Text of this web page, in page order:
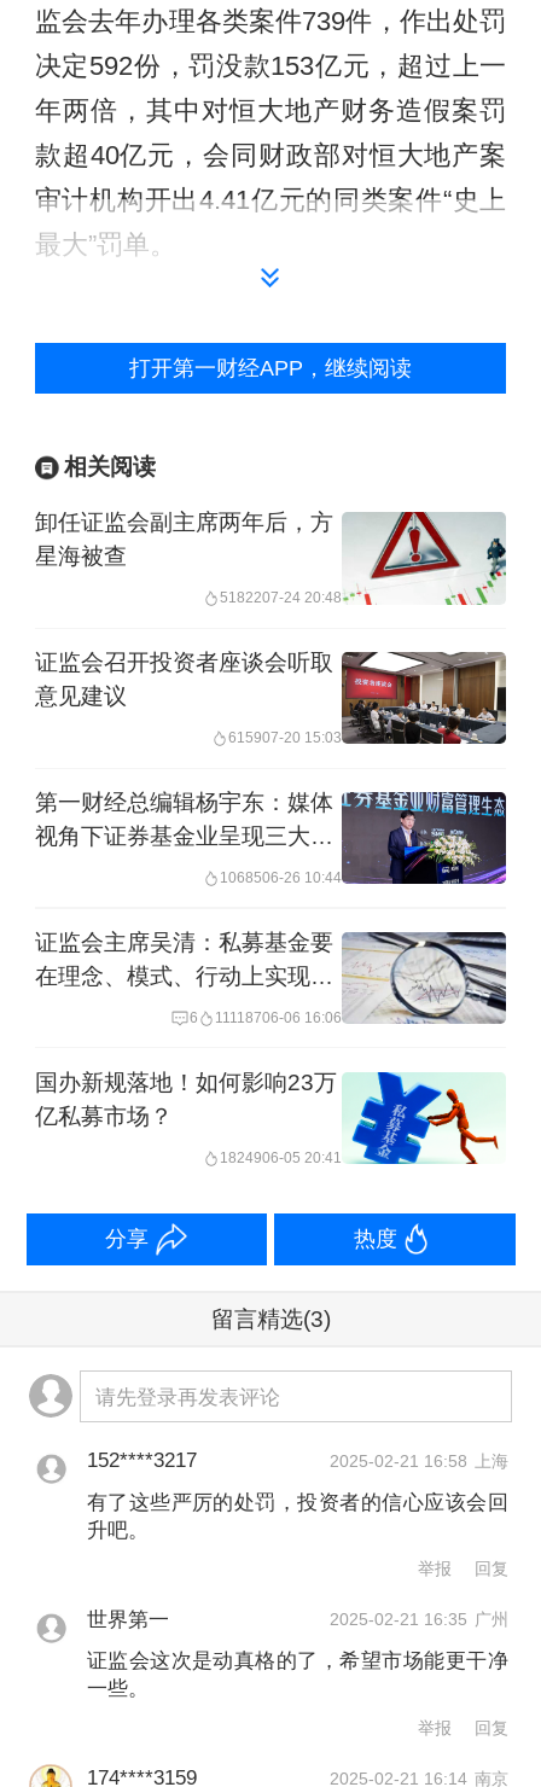
监会去年办理各类案件739件，作出处罚
决定592份，罚没款153亿元，超过上一
年两倍，其中对恒大地产财务造假案罚
款超40亿元，会同财政部对恒大地产案
审计机构开出4.41亿元的同类案件“史上
最大”罚单。
行、财务造假、违规减持、操纵市场等
违法行为的打击惩治。
件，同比增长17%，居各类案件数量之
首；处罚操纵市场案42件，案均罚没款
此次发布的指导性案例，财务造假案例
占比一半，操纵市场占比1/4。今后，对
三是坚定站稳投资者立场。
我国股市中
小投资者占比高达96%，风险承受能力
薄弱，自力救济能力相对不足，是案件
中“看不见的当事人”。对于执法个案中的
证据采信、法律适用、法益平衡等具体
在保护投资者的角度，既做好“技术判
断”，更做好“价值判断”。如去年按照“实
减持套利”案当事人罚没超2亿元，向市
盖整体违法”减持行为的鲜明态度，对行
业潜规则形成了极大震慑，也让广大投
资者重拾了投资信心，赢得了人民群众
对我们监管执法的信任和支持。
一财资讯
第一财经广告合作，
此内容为第一财经原创，著作权归第一财经所有。未经第一财
经书面授权，不得以任何方式加以使用，包括转载、摘编、复
打开第一财经APP，继续阅读
相关阅读
卸任证监会副主席两年后，方
星海被查
5182207-24 20:48
证监会召开投资者座谈会听取
意见建议
615907-20 15:03
第一财经总编辑杨宇东：媒体
视角下证券基金业呈现三大转
1068506-26 10:44
证监会主席吴清：私募基金要
在理念、模式、行动上实现大
转变、大提升
6 11118706-06 16:06
国办新规落地！如何影响23万
亿私募市场？
1824906-05 20:41
分享 热度
留言精选(3)
请先登录再发表评论
152****3217 2025-02-21 16:58 上海
有了这些严厉的处罚，投资者的信心应该会回
升吧。
举报 回复
世界第一 2025-02-21 16:35 广州
证监会这次是动真格的了，希望市场能更干净
一些。
举报 回复
174****3159 2025-02-21 16:14 南京